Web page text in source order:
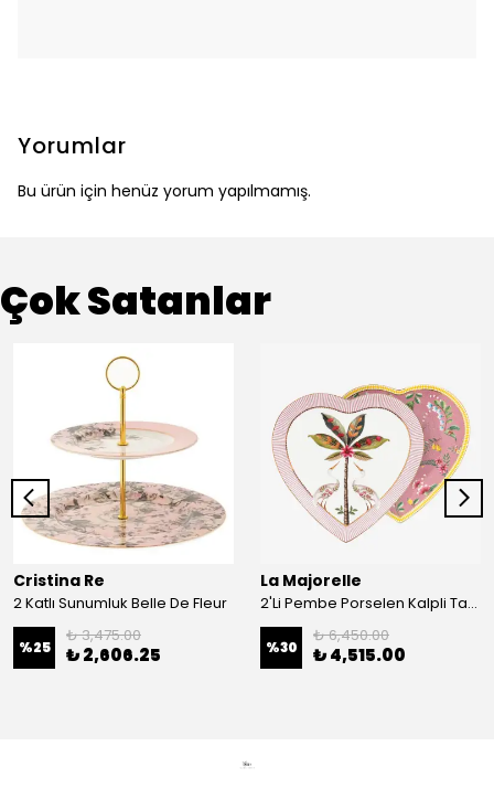
Yorumlar
Bu ürün için henüz yorum yapılmamış.
Çok Satanlar
Cristina Re
2 Katlı Sunumluk Belle De Fleur
%25
₺ 3,475.00
₺ 2,606.25
La Majorelle
2'Li Pembe Porselen Kalpli Tabak 21,5 Cm La Majorelle
%30
₺ 6,450.00
₺ 4,515.00